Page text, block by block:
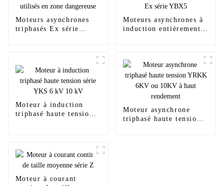
Moteurs asynchrones
triphasés Ex série
Moteurs asynchrones à
induction entièrement
Moteur à induction
triphasé haute tension
Moteur asynchrone
triphasé haute tension
Moteur à courant